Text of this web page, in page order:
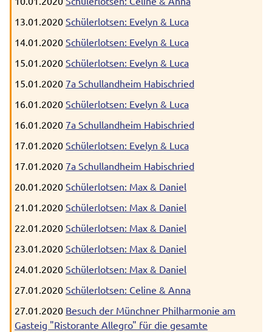
13.01.2020 Schülerlotsen: Evelyn & Luca
14.01.2020 Schülerlotsen: Evelyn & Luca
15.01.2020 Schülerlotsen: Evelyn & Luca
15.01.2020 7a Schullandheim Habischried
16.01.2020 Schülerlotsen: Evelyn & Luca
16.01.2020 7a Schullandheim Habischried
17.01.2020 Schülerlotsen: Evelyn & Luca
17.01.2020 7a Schullandheim Habischried
20.01.2020 Schülerlotsen: Max & Daniel
21.01.2020 Schülerlotsen: Max & Daniel
22.01.2020 Schülerlotsen: Max & Daniel
23.01.2020 Schülerlotsen: Max & Daniel
24.01.2020 Schülerlotsen: Max & Daniel
27.01.2020 Schülerlotsen: Celine & Anna
27.01.2020 Besuch der Münchner Philharmonie am
Gasteig "Ristorante Allegro" für die gesamte